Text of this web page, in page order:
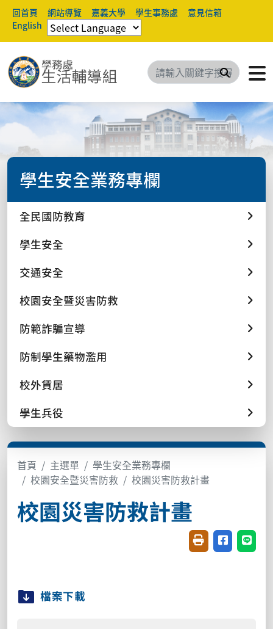
回首頁 網站導覽 嘉義大學 學生事務處
意見信箱
English
搜尋
學生安全業務專欄
全民國防教育
學生安全
交通安全
校園安全暨災害防救
防範詐騙宣導
防制學生藥物濫用
校外賃居
學生兵役
首頁 主選單
學生安全業務專欄
校園安全暨災害防救
校園災害防救計畫
校園災害防救計畫
友善列印(開新視
分享至臉書
分享
檔案下載